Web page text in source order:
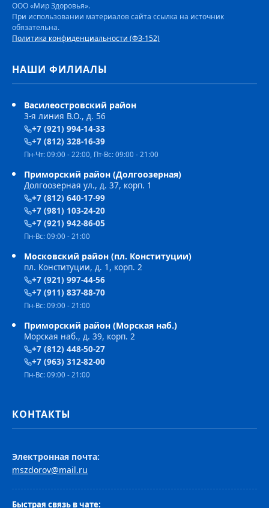
ООО «Мир Здоровья».
При использовании материалов сайта ссылка на источник
обязательна.
Политика конфиденциальности (ФЗ-152)
НАШИ ФИЛИАЛЫ
Василеостровский район
3-я линия В.О., д. 56
+7 (921) 994-14-33
+7 (812) 328-16-39
Пн-Чт: 09:00 - 22:00, Пт-Вс: 09:00 - 21:00
Приморский район (Долгоозерная)
Долгоозерная ул., д. 37, корп. 1
+7 (812) 640-17-99
+7 (981) 103-24-20
+7 (921) 942-86-05
Пн-Вс: 09:00 - 21:00
Московский район (пл. Конституции)
пл. Конституции, д. 1, корп. 2
+7 (921) 997-44-56
+7 (911) 837-88-70
Пн-Вс: 09:00 - 21:00
Приморский район (Морская наб.)
Морская наб., д. 39, корп. 2
+7 (812) 448-50-27
+7 (963) 312-82-00
Пн-Вс: 09:00 - 21:00
КОНТАКТЫ
Электронная почта:
mszdorov@mail.ru
Быстрая связь в чате: